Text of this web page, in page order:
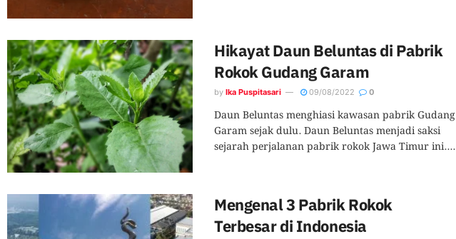
Hikayat Daun Beluntas di Pabrik
Rokok Gudang Garam
by Ika Puspitasari 09/08/2022 0
Daun Beluntas menghiasi kawasan pabrik Gudang
Garam sejak dulu. Daun Beluntas menjadi saksi
sejarah perjalanan pabrik rokok Jawa Timur ini....
Mengenal 3 Pabrik Rokok
Terbesar di Indonesia